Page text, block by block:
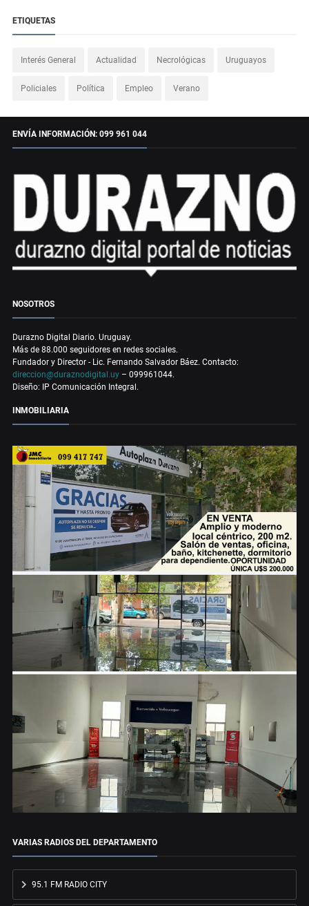
ETIQUETAS
Interés General Actualidad Necrológicas Uruguayos
Policiales Política Empleo Verano
ENVÍA INFORMACIÓN: 099 961 044
NOSOTROS
Durazno Digital Diario. Uruguay.
Más de 88.000 seguidores en redes sociales.
Fundador y Director - Lic. Fernando Salvador Báez. Contacto:
direccion@duraznodigital.uy – 099961044.
Diseño: IP Comunicación Integral.
INMOBILIARIA
VARIAS RADIOS DEL DEPARTAMENTO
95.1 FM RADIO CITY